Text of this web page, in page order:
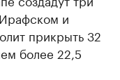
и
прикрыть 32
более 22,5